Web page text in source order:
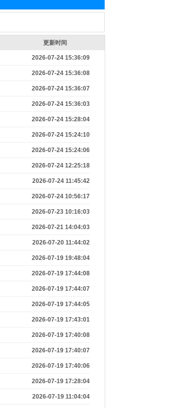
更新时间
2026-07-24 15:36:09
2026-07-24 15:36:08
2026-07-24 15:36:07
2026-07-24 15:36:03
2026-07-24 15:28:04
2026-07-24 15:24:10
2026-07-24 15:24:06
2026-07-24 12:25:18
2026-07-24 11:45:42
2026-07-24 10:56:17
2026-07-23 10:16:03
2026-07-21 14:04:03
2026-07-20 11:44:02
2026-07-19 19:48:04
2026-07-19 17:44:08
2026-07-19 17:44:07
2026-07-19 17:44:05
2026-07-19 17:43:01
2026-07-19 17:40:08
2026-07-19 17:40:07
2026-07-19 17:40:06
2026-07-19 17:28:04
2026-07-19 11:04:04